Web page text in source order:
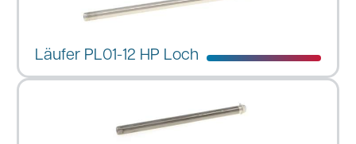
Läufer PL01-12 HP Loch